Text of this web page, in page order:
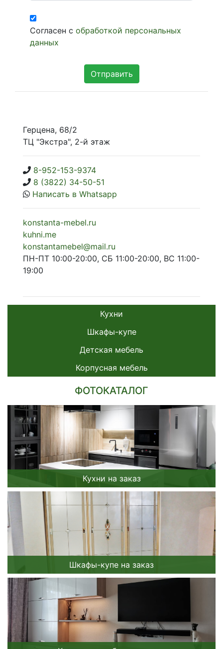
Кухни
Шкафы-купе
Детская мебель
Корпусная мебель
ФОТОКАТАЛОГ
Кухни на заказ
Шкафы-купе на заказ
Согласен с обработкой персональных
данных
Герцена, 68/2
ТЦ "Экстра", 2-й этаж
8-952-153-9374
8 (3822) 34-50-51
Написать в Whatsapp
konstanta-mebel.ru
kuhni.me
konstantamebel@mail.ru
ПН-ПТ 10:00-20:00, СБ 11:00-20:00, ВС 11:00-
19:00